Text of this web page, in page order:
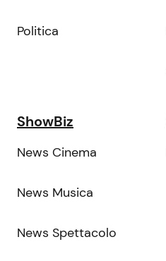
Politica
ShowBiz
News Cinema
News Musica
News Spettacolo